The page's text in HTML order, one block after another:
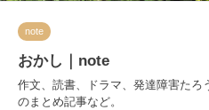
note
おかし｜note
作文、読書、ドラマ、発達障害たろ
のまとめ記事など。